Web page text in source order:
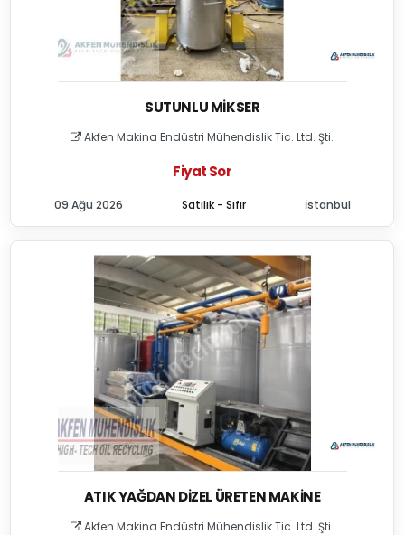
SUTUNLU MIKSER
Akfen Makina Endüstri Mühendislik Tic. Ltd. Şti.
Fiyat Sor
Satılık - Sıfır
09 Ağu 2026 İstanbul
ATIK YAĞDAN DIZEL ÜRETEN MAKINE
Akfen Makina Endüstri Mühendislik Tic. Ltd. Şti.